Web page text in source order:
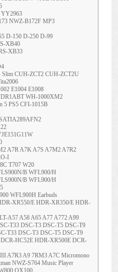
YY2963
NWZ-B172F MP3
D-150 D-250 D-99
XB40
XB33
Slim CUH-ZCT2 CUH-ZCT2U
E1004 E1008
WH-1000XM2
5 PS5 CFI-1015B
A7R A7K A7S A7M2 A7R2
I
T707 W20
B WFL900/H
B WFL900/H
WFL900H Earbuds
XR550/E HDR-XR350/E HDR-
A57 A58 A65 A77 A772 A99
T33 DSC-T3 DSC-T5 DSC-T9
T33 DSC-T3 DSC-T5 DSC-T9
HC52E HDR-XR500E DCR-
A7R3 A9 7RM3 A7C Micromono
NWZ-S764 Music Player
QX100